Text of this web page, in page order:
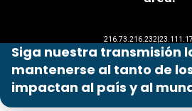
Siga nuestra transmisión
mantenerse al tanto de
impactan al país y al
Programas